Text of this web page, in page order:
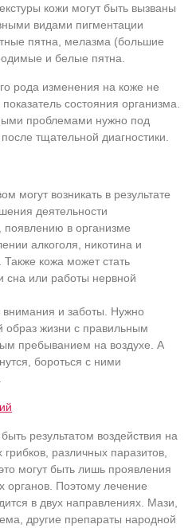
кожи могут быть вызваны
видами пигментации
пятна, мелазма (большие
и белые пятна.
рода изменения на коже не
состояния организма.
проблемами нужно под
тщательной диагностики.
могут возникать в результате
деятельности
в организме
алкоголя, никотина и
Также кожа может стать
сна или работы нервной
внимания и заботы. Нужно
образ жизни с правильным
пребыванием на воздухе. А
бороться с ними
результатом воздействия на
различных паразитов,
могут быть лишь проявления
органов. Поэтому лечение
в двух направлениях. Мази,
другие препараты народной